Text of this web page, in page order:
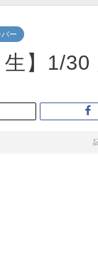
ー
生】1/